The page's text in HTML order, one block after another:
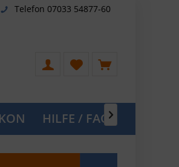
Telefon 07033 54877-60
HILFE / FAQ